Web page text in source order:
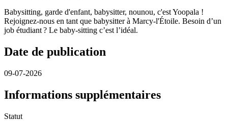
Babysitting, garde d'enfant, babysitter, nounou, c'est Yoopala !
Rejoignez-nous en tant que babysitter à Marcy-l'Étoile. Besoin d’un
job étudiant ? Le baby-sitting c’est l’idéal.
Date de publication
09-07-2026
Informations supplémentaires
Statut